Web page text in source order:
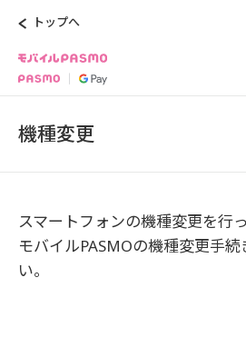
トップへ
機種変更
スマートフォンの機種変更を行
モバイルPASMOの機種変更手
い。